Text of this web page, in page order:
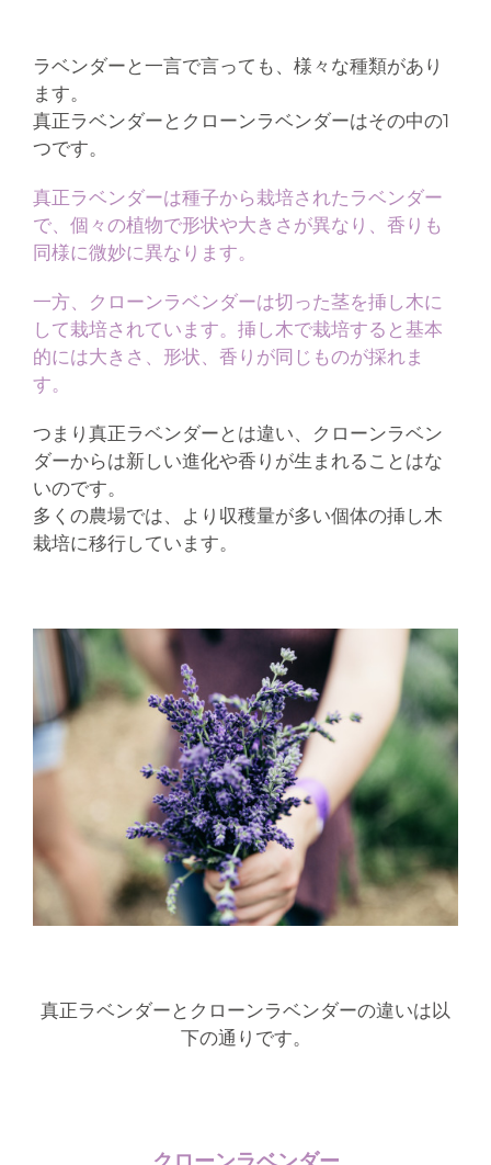
ラベンダーと一言で言っても、様々な種類があり
ます。
真正ラベンダーとクローンラベンダーはその中の1
つです。
真正ラベンダーは種子から栽培されたラベンダー
で、個々の植物で形状や大きさが異なり、香りも
同様に微妙に異なります。
一方、クローンラベンダーは切った茎を挿し木に
して栽培されています。挿し木で栽培すると基本
的には大きさ、形状、香りが同じものが採れま
す。
つまり真正ラベンダーとは違い、クローンラベン
ダーからは新しい進化や香りが生まれることはな
いのです。
多くの農場では、より収穫量が多い個体の挿し木
栽培に移行しています。
真正ラベンダーとクローンラベンダーの違いは以
下の通りです。